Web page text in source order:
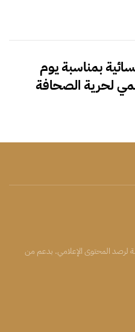
بمناسبة يوم
لحرية الصحافة
لرصد المحتوى الإعلامي. بدعم من